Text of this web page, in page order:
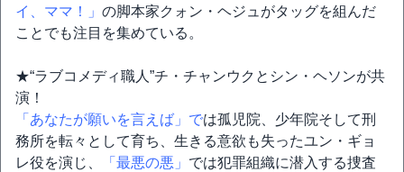
イ、ママ！」 の脚本家クォン・ヘジュがタッグを組んだ
ことでも注目を集めている。
★“ラブコメディ職人”チ・チャンウクとシン・ヘソンが共
演！
「あなたが願いを言えば」では孤児院、少年院そして刑
務所を転々として育ち、生きる意欲も失ったユン・ギョ
レ役を演じ、
「最悪の悪」 では犯罪組織に潜入する捜査